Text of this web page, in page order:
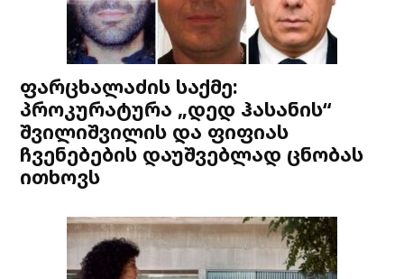
ფარცხალაძის საქმე:
პროკურატურა „დედ ჰასანის“
შვილიშვილის და ფიფიას
ჩვენებების დაუშვებლად ცნობას
ითხოვს